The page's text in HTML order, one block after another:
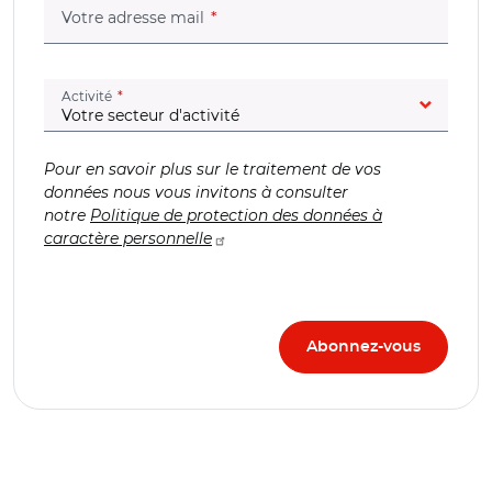
Votre adresse mail (champ obligatoire)
Activité (champ obligatoire)
Pour en savoir plus sur le traitement de vos
données nous vous invitons à consulter
notre Politique de protection des données à
caractère personnelle